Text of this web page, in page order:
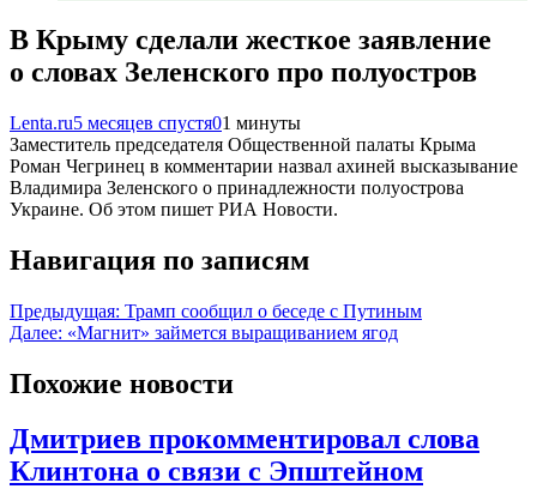
В Крыму сделали жесткое заявление
о словах Зеленского про полуостров
Lenta.ru5 месяцев спустя01 минуты
Заместитель председателя Общественной палаты Крыма
Роман Чегринец в комментарии назвал ахиней высказывание
Владимира Зеленского о принадлежности полуострова
Украине. Об этом пишет РИА Новости.
Навигация по записям
Предыдущая: Трамп сообщил о беседе с Путиным
Далее: «Магнит» займется выращиванием ягод
Похожие новости
Дмитриев прокомментировал слова
Клинтона о связи с Эпштейном